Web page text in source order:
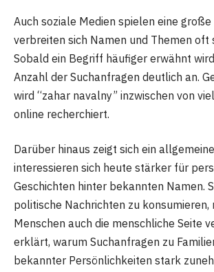
Auch soziale Medien spielen eine
verbreiten sich Namen und Themen oft
Sobald ein Begriff häufiger erwähnt
Anzahl der Suchanfragen deutlich an.
wird “zahar navalny” inzwischen von
online recherchiert.
Darüber hinaus zeigt sich ein
interessieren sich heute stärker für
Geschichten hinter bekannten Namen.
politische Nachrichten zu konsumieren,
Menschen auch die menschliche Seite
erklärt, warum Suchanfragen zu
bekannter Persönlichkeiten stark